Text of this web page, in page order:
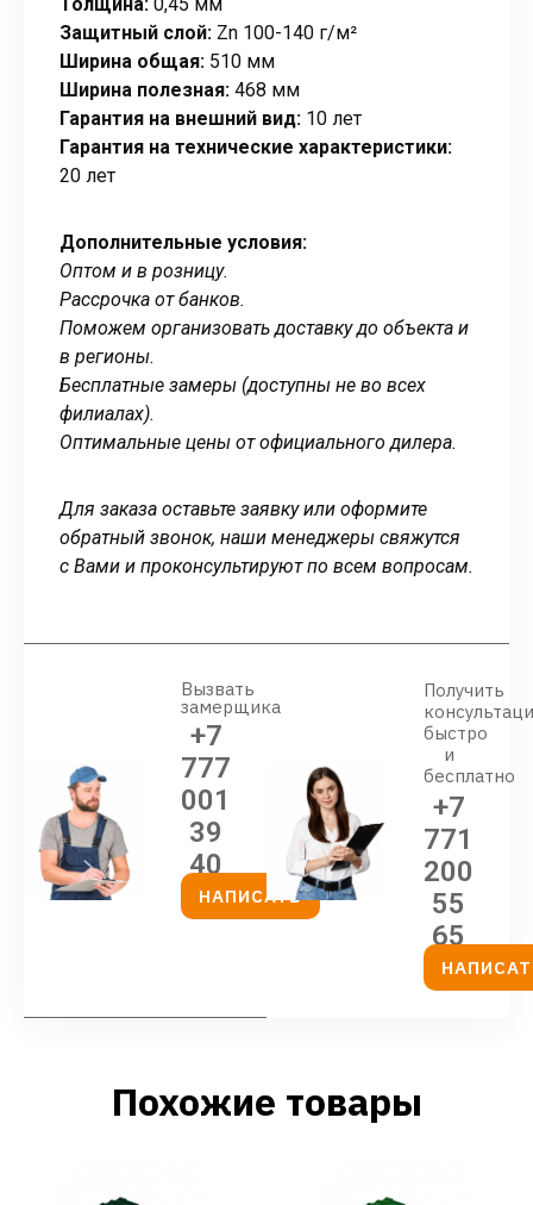
Защитный слой: Zn 100-140 г/м²
Ширина общая: 510 мм
Ширина полезная: 468 мм
Гарантия на внешний вид: 10 лет
Гарантия на технические характеристики:
20 лет
Дополнительные условия:
Оптом и в розницу.
Рассрочка от банков.
Поможем организовать доставку до объекта и
в регионы.
Бесплатные замеры (доступны не во всех
филиалах).
Оптимальные цены от официального дилера.
Для заказа оставьте заявку или оформите
обратный звонок, наши менеджеры свяжутся
с Вами и проконсультируют по всем вопросам.
Вызвать
замерщика
+7
777
001
39
40
НАПИСАТЬ
Получить
быстро
и
бесплатно
+7
771
200
55
65
Похожие товары